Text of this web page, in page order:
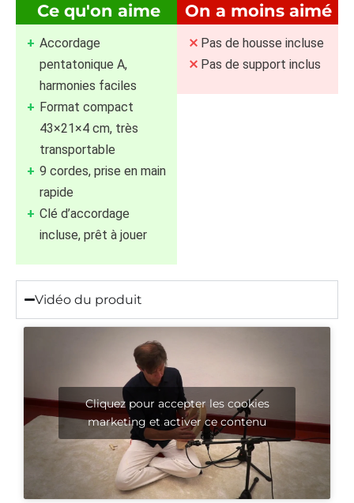
Ce qu'on aime
Accordage
pentatonique A,
harmonies faciles
Format compact
43×21×4 cm, très
transportable
9 cordes, prise en main
rapide
Clé d’accordage
incluse, prêt à jouer
On a moins aimé
Pas de housse incluse
Pas de support inclus
Vidéo du produit
Cliquez pour accepter les cookies
marketing et activer ce contenu